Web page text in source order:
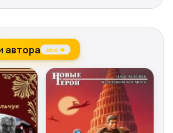
автора все →